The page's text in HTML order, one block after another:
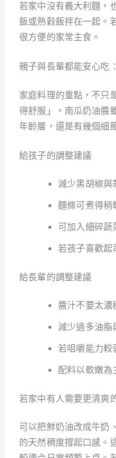
若家中沒有義大利麵，
飯或熟穀飯拌在一起。
很方便的家常主食。
親子與長輩都能安心吃
家庭料理的重點，不只
得舒服」。南瓜奶油醬
年齡層，還是有幾個細
給孩子的調整建議
減少黑胡椒與
麵條可煮得稍
可加入細碎蔬
若孩子喜歡起
給長輩的調整建議
醬汁不要太濃
減少過多油脂
若咀嚼能力較
配料以軟嫩為
若家中有人需要更清爽
可以把鮮奶油改成牛奶
的天然稠度撐起口感。